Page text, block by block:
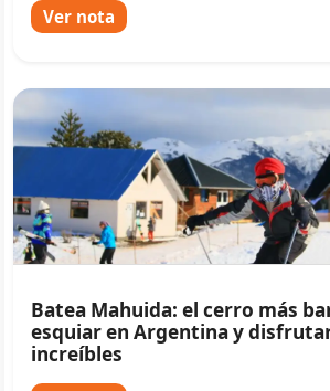
Ver nota
Batea Mahuida: el cerro más
esquiar en Argentina y
increíbles